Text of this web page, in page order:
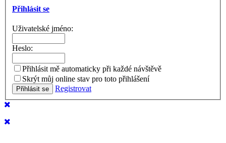
Přihlásit se
Uživatelské jméno:
Heslo:
Přihlásit mě automaticky při každé návštěvě
Skrýt můj online stav pro toto přihlášení
Registrovat